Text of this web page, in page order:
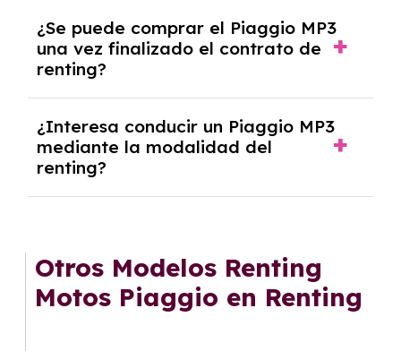
mejores ofertas de vehículos de renting con
todos los gastos incluidos y sin pagar
entradas.
¿Se puede comprar el Piaggio MP3
una vez finalizado el contrato de
renting?
renting se puede adquirir el coche. En este
caso tendrán que analizar los años, la
cantidad de kilómetros recorridos y el coste
del mercado actual.
¿Interesa conducir un Piaggio MP3
mediante la modalidad del
renting?
gusta cambiar de coche cada pocos años.
Otros Modelos Renting
Motos Piaggio en Renting